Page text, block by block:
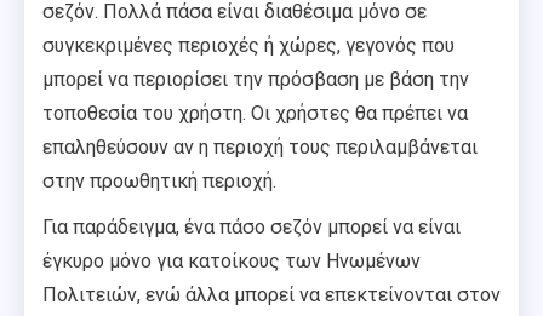
σεζόν. Πολλά πάσα είναι διαθέσιμα μόνο σε
συγκεκριμένες περιοχές ή χώρες, γεγονός που
μπορεί να περιορίσει την πρόσβαση με βάση την
τοποθεσία του χρήστη. Οι χρήστες θα πρέπει να
επαληθεύσουν αν η περιοχή τους περιλαμβάνεται
στην προωθητική περιοχή.
Για παράδειγμα, ένα πάσο σεζόν μπορεί να είναι
έγκυρο μόνο για κατοίκους των Ηνωμένων
Πολιτειών, ενώ άλλα μπορεί να επεκτείνονται στον